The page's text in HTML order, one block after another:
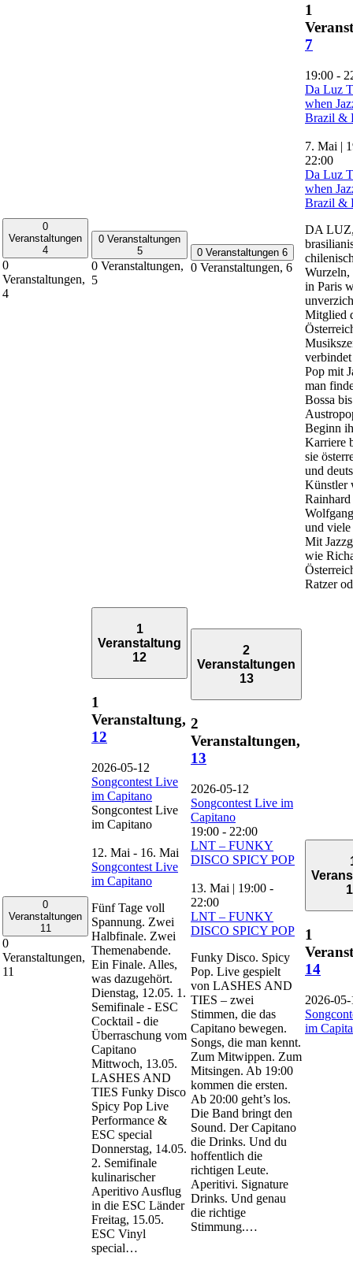
0
Veranstaltungen
4
0
Veranstaltungen,
4
0 Veranstaltungen
5
0 Veranstaltungen,
5
0 Veranstaltungen 6
0 Veranstaltungen, 6
1
7
19:00 -
Da Luz
when
Brazil &
7. Mai |
22:00
Da Luz
when
Brazil &
DA
Wurzeln,
in Paris
Mitglied
Pop mit
man
Bossa
Beginn
Karriere
sie
und
Künstler
und viele
Mit
wie
Ratzer
0
Veranstaltungen
11
0
Veranstaltungen,
11
1
Veranstaltung
12
1
Veranstaltung,
12
2026-05-12
Songcontest Live
im Capitano
Songcontest Live
im Capitano
12. Mai - 16. Mai
Songcontest Live
im Capitano
Fünf Tage voll
Spannung. Zwei
Halbfinale. Zwei
Themenabende.
Ein Finale. Alles,
was dazugehört.
Dienstag, 12.05. 1.
Semifinale - ESC
Cocktail - die
Überraschung vom
Capitano
Mittwoch, 13.05.
LASHES AND
TIES Funky Disco
Spicy Pop Live
Performance &
ESC special
Donnerstag, 14.05.
2. Semifinale
kulinarischer
Aperitivo Ausflug
in die ESC Länder
Freitag, 15.05.
ESC Vinyl
special…
2
Veranstaltungen
13
2
Veranstaltungen,
13
2026-05-12
Songcontest Live im
Capitano
19:00 - 22:00
LNT – FUNKY
DISCO SPICY POP
13. Mai | 19:00 -
22:00
LNT – FUNKY
DISCO SPICY POP
Funky Disco. Spicy
Pop. Live gespielt
von LASHES AND
TIES – zwei
Stimmen, die das
Capitano bewegen.
Songs, die man kennt.
Zum Mitwippen. Zum
Mitsingen. Ab 19:00
kommen die ersten.
Ab 20:00 geht’s los.
Die Band bringt den
Sound. Der Capitano
die Drinks. Und du
hoffentlich die
richtigen Leute.
Aperitivi. Signature
Drinks. Und genau
die richtige
Stimmung.…
1
14
2026-05-
im